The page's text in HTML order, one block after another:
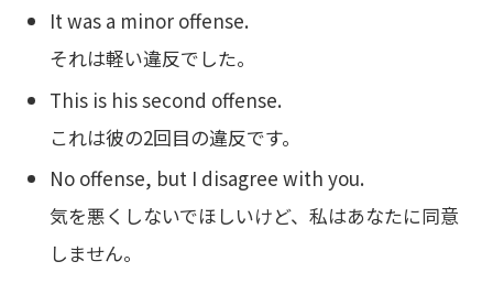
It was a minor offense.
それは軽い違反でした。
This is his second offense.
これは彼の2回目の違反です。
No offense, but I disagree with you.
気を悪くしないでほしいけど、私はあなたに同意
しません。